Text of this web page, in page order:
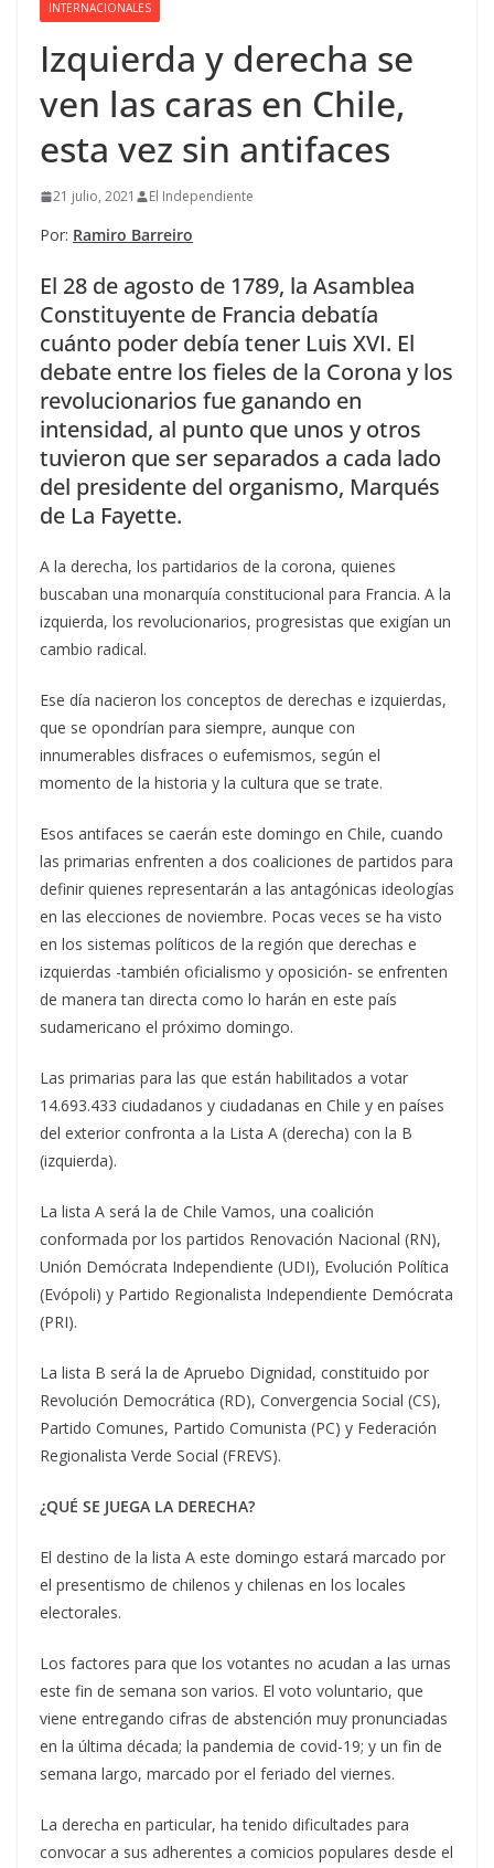
INTERNACIONALES
Izquierda y derecha se
ven las caras en Chile,
esta vez sin antifaces
21 julio, 2021 El Independiente
Por: Ramiro Barreiro
El 28 de agosto de 1789, la Asamblea
Constituyente de Francia debatía
cuánto poder debía tener Luis XVI. El
debate entre los fieles de la Corona y los
revolucionarios fue ganando en
intensidad, al punto que unos y otros
tuvieron que ser separados a cada lado
del presidente del organismo, Marqués
de La Fayette.
A la derecha, los partidarios de la corona, quienes
buscaban una monarquía constitucional para Francia. A la
izquierda, los revolucionarios, progresistas que exigían un
cambio radical.
Ese día nacieron los conceptos de derechas e izquierdas,
que se opondrían para siempre, aunque con
innumerables disfraces o eufemismos, según el
momento de la historia y la cultura que se trate.
Esos antifaces se caerán este domingo en Chile, cuando
las primarias enfrenten a dos coaliciones de partidos para
definir quienes representarán a las antagónicas ideologías
en las elecciones de noviembre. Pocas veces se ha visto
en los sistemas políticos de la región que derechas e
izquierdas -también oficialismo y oposición- se enfrenten
de manera tan directa como lo harán en este país
sudamericano el próximo domingo.
Las primarias para las que están habilitados a votar
14.693.433 ciudadanos y ciudadanas en Chile y en países
del exterior confronta a la Lista A (derecha) con la B
(izquierda).
La lista A será la de Chile Vamos, una coalición
conformada por los partidos Renovación Nacional (RN),
Unión Demócrata Independiente (UDI), Evolución Política
(Evópoli) y Partido Regionalista Independiente Demócrata
(PRI).
La lista B será la de Apruebo Dignidad, constituido por
Revolución Democrática (RD), Convergencia Social (CS),
Partido Comunes, Partido Comunista (PC) y Federación
Regionalista Verde Social (FREVS).
¿QUÉ SE JUEGA LA DERECHA?
El destino de la lista A este domingo estará marcado por
el presentismo de chilenos y chilenas en los locales
electorales.
Los factores para que los votantes no acudan a las urnas
este fin de semana son varios. El voto voluntario, que
viene entregando cifras de abstención muy pronunciadas
en la última década; la pandemia de covid-19; y un fin de
semana largo, marcado por el feriado del viernes.
La derecha en particular, ha tenido dificultades para
convocar a sus adherentes a comicios populares desde el